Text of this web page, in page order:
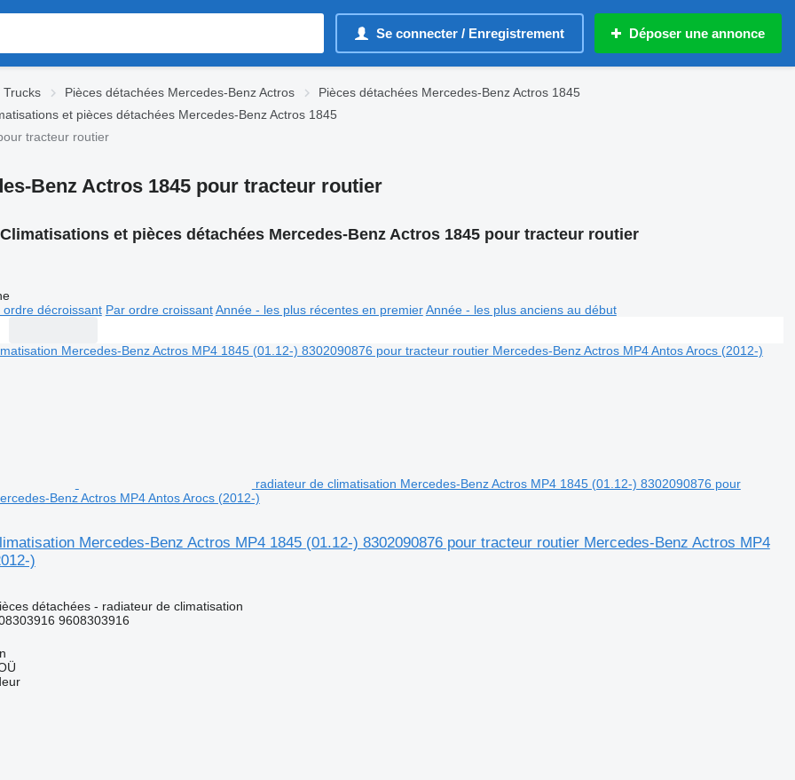
Se connecter / Enregistrement Déposer une annonce
Trucks Pièces détachées Mercedes-Benz Actros
Pièces détachées Mercedes-Benz Actros 1845
et pièces détachées Mercedes-Benz Actros 1845
tracteur routier
Benz Actros 1845 pour tracteur routier
Climatisations et pièces détachées Mercedes-Benz Actros 1845 pour tracteur routier
ordre décroissant Par ordre croissant Année - les plus récentes en premier Année - les plus anciens au début
radiateur de climatisation Mercedes-Benz Actros MP4 1845 (01.12-) 8302090876 pour
Benz Actros MP4 Antos Arocs (2012-)
Mercedes-Benz Actros MP4 1845 (01.12-) 8302090876 pour tracteur routier Mercedes-Benz Actros MP4
)
détachées - radiateur de climatisation
9608303916